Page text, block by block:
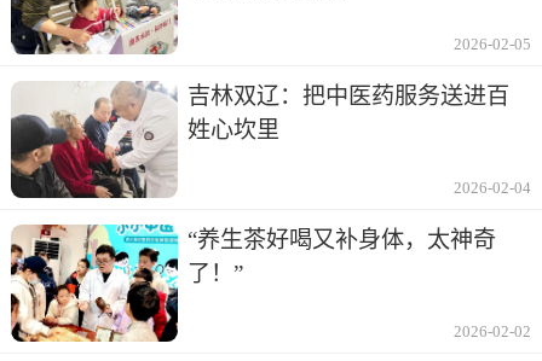
2026-02-05
吉林双辽：把中医药服务送进百
姓心坎里
2026-02-04
“养生茶好喝又补身体，太神奇
了！”
2026-02-02